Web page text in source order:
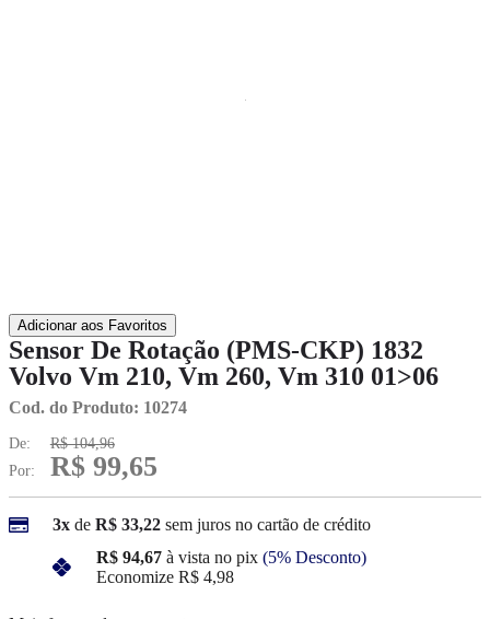
Adicionar aos Favoritos
Sensor De Rotação (PMS-CKP) 1832
Volvo Vm 210, Vm 260, Vm 310 01>06
Cod. do Produto: 10274
De:
R$ 104,96
Por:
R$ 99,65
3x de R$ 33,22 sem juros no cartão de crédito
R$ 94,67 à vista no pix (5% Desconto)
Economize R$ 4,98